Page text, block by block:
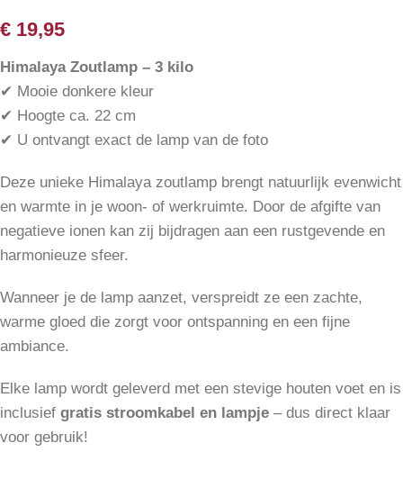
€ 19,95
Himalaya Zoutlamp – 3 kilo
✔ Mooie donkere kleur
✔ Hoogte ca. 22 cm
✔ U ontvangt exact de lamp van de foto
Deze unieke Himalaya zoutlamp brengt natuurlijk evenwicht
en warmte in je woon- of werkruimte. Door de afgifte van
negatieve ionen kan zij bijdragen aan een rustgevende en
harmonieuze sfeer.
Wanneer je de lamp aanzet, verspreidt ze een zachte,
warme gloed die zorgt voor ontspanning en een fijne
ambiance.
Elke lamp wordt geleverd met een stevige houten voet en is
inclusief gratis stroomkabel en lampje – dus direct klaar
voor gebruik!